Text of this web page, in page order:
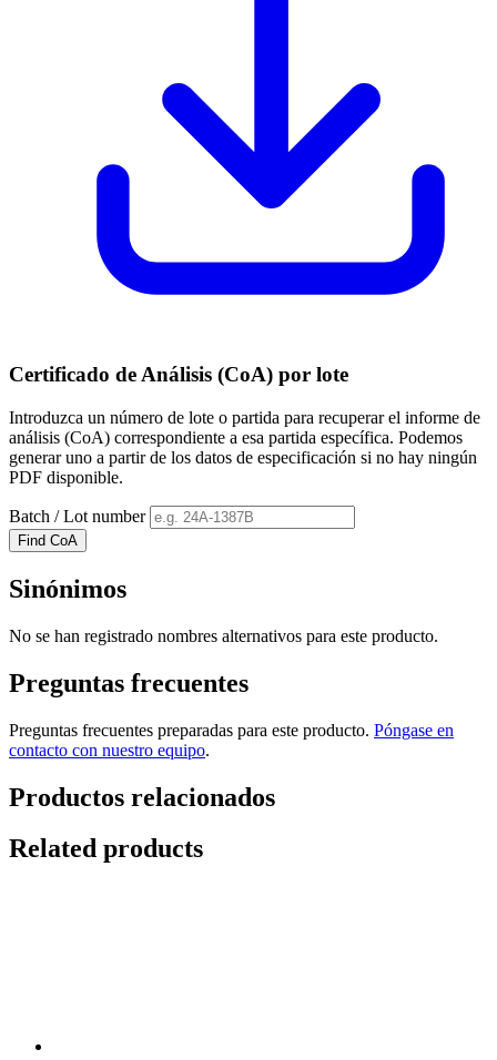
Certificado de Análisis (CoA) por lote
Introduzca un número de lote o partida para recuperar el informe de
análisis (CoA) correspondiente a esa partida específica. Podemos
generar uno a partir de los datos de especificación si no hay ningún
PDF disponible.
Batch / Lot number
Find CoA
Sinónimos
No se han registrado nombres alternativos para este producto.
Preguntas frecuentes
Preguntas frecuentes preparadas para este producto. Póngase en
contacto con nuestro equipo.
Productos relacionados
Related products